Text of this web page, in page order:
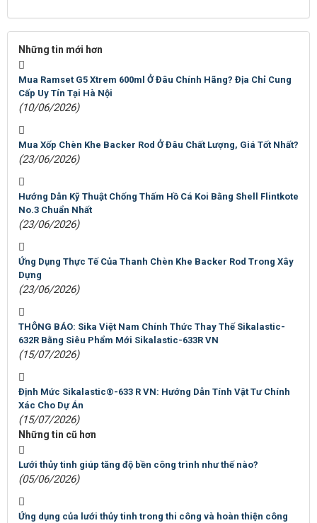
Những tin mới hơn
Mua Ramset G5 Xtrem 600ml Ở Đâu Chính Hãng? Địa Chỉ Cung
Cấp Uy Tín Tại Hà Nội
(10/06/2026)
Mua Xốp Chèn Khe Backer Rod Ở Đâu Chất Lượng, Giá Tốt Nhất?
(23/06/2026)
Hướng Dẫn Kỹ Thuật Chống Thấm Hồ Cá Koi Bằng Shell Flintkote
No.3 Chuẩn Nhất
(23/06/2026)
Ứng Dụng Thực Tế Của Thanh Chèn Khe Backer Rod Trong Xây
Dựng
(23/06/2026)
THÔNG BÁO: Sika Việt Nam Chính Thức Thay Thế Sikalastic-
632R Bằng Siêu Phẩm Mới Sikalastic-633R VN
(15/07/2026)
Định Mức Sikalastic®-633 R VN: Hướng Dẫn Tính Vật Tư Chính
Xác Cho Dự Án
(15/07/2026)
Những tin cũ hơn
Lưới thủy tinh giúp tăng độ bền công trình như thế nào?
(05/06/2026)
Ứng dụng của lưới thủy tinh trong thi công và hoàn thiện công